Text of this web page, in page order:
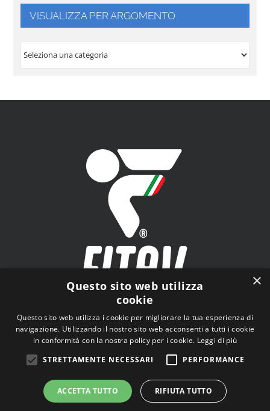
VISUALIZZA PER ARGOMENTO
VISUALIZZA
FITAV - Federazione Italiana Tiro a Volo - Viale Tiziano
n.74, 00196 Roma (RM)
© Copyright2026 | Tutti i diritti riservati |Privacy Policy
×
Questo sito web utilizza
cookie
Questo sito web utilizza i cookie per migliorare la tua esperienza di
navigazione. Utilizzando il nostro sito web acconsenti a tutti i cookie
in conformità con la nostra policy per i cookie. Leggi di più
STRETTAMENTE NECESSARI
PERFORMANCE
ACCETTA TUTTO RIFIUTA TUTTO